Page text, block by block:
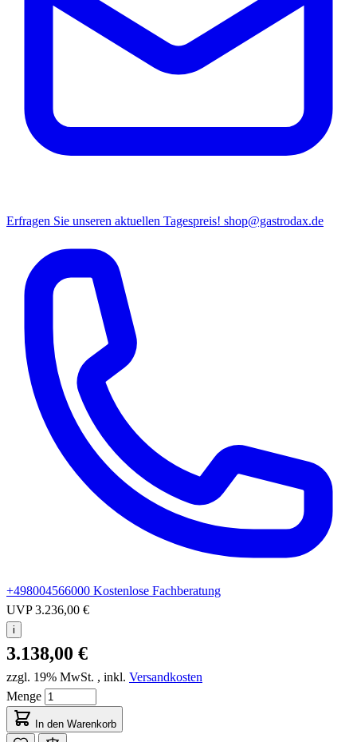
Erfragen Sie unseren aktuellen Tagespreis! shop@gastrodax.de
+498004566000 Kostenlose Fachberatung
UVP3.236,00 €
i
3.138,00 €
zzgl. 19% MwSt. , inkl. Versandkosten
Menge
In den Warenkorb